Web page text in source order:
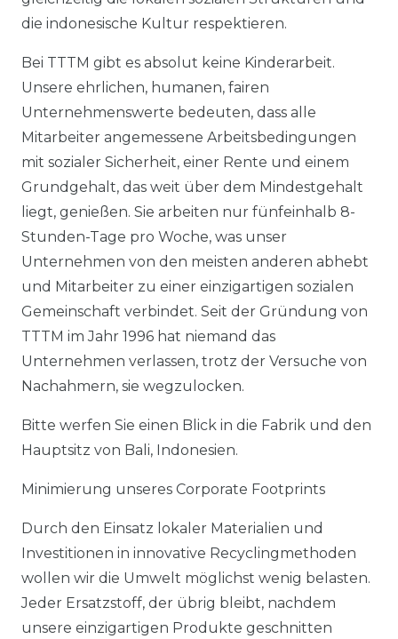
die indonesische Kultur respektieren.
Bei TTTM gibt es absolut keine Kinderarbeit.
Unsere ehrlichen, humanen, fairen
Unternehmenswerte bedeuten, dass alle
Mitarbeiter angemessene Arbeitsbedingungen
mit sozialer Sicherheit, einer Rente und einem
Grundgehalt, das weit über dem Mindestgehalt
liegt, genießen. Sie arbeiten nur fünfeinhalb 8-
Stunden-Tage pro Woche, was unser
Unternehmen von den meisten anderen abhebt
und Mitarbeiter zu einer einzigartigen sozialen
Gemeinschaft verbindet. Seit der Gründung von
TTTM im Jahr 1996 hat niemand das
Unternehmen verlassen, trotz der Versuche von
Nachahmern, sie wegzulocken.
Bitte werfen Sie einen Blick in die Fabrik und den
Hauptsitz von Bali, Indonesien.
Minimierung unseres Corporate Footprints
Durch den Einsatz lokaler Materialien und
Investitionen in innovative Recyclingmethoden
wollen wir die Umwelt möglichst wenig belasten.
Jeder Ersatzstoff, der übrig bleibt, nachdem
unsere einzigartigen Produkte geschnitten